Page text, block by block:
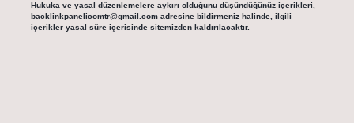
Hukuka ve yasal düzenlemelere aykırı olduğunu düşündüğünüz içerikleri,
backlinkpanelicomtr@gmail.comadresine bildirmeniz halinde, ilgili
içerikler yasal süre içerisinde sitemizden kaldırılacaktır.